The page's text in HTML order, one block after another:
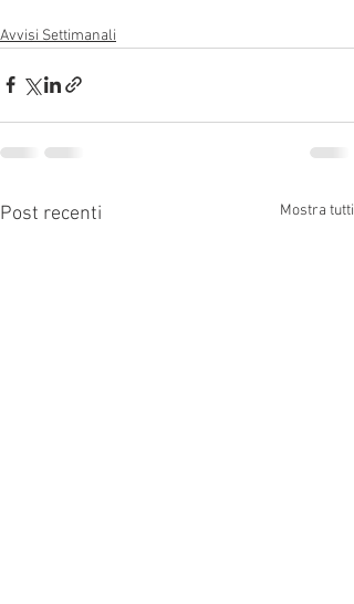
Avvisi Settimanali
Post recenti Mostra tutti